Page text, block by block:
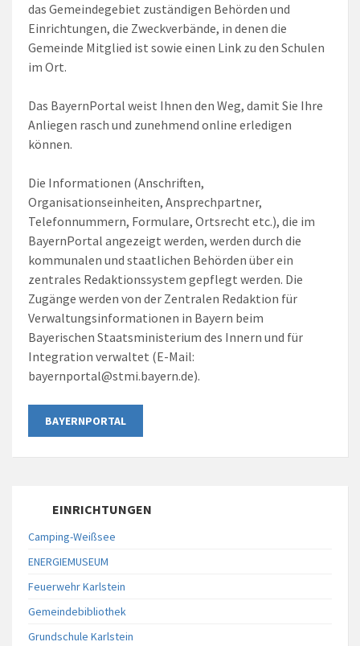
das Gemeindegebiet zuständigen Behörden und
Einrichtungen, die Zweckverbände, in denen die
Gemeinde Mitglied ist sowie einen Link zu den Schulen
im Ort.
Das BayernPortal weist Ihnen den Weg, damit Sie Ihre
Anliegen rasch und zunehmend online erledigen
können.
Die Informationen (Anschriften,
Organisationseinheiten, Ansprechpartner,
Telefonnummern, Formulare, Ortsrecht etc.), die im
BayernPortal angezeigt werden, werden durch die
kommunalen und staatlichen Behörden über ein
zentrales Redaktionssystem gepflegt werden. Die
Zugänge werden von der Zentralen Redaktion für
Verwaltungsinformationen in Bayern beim
Bayerischen Staatsministerium des Innern und für
Integration verwaltet (E-Mail:
bayernportal@stmi.bayern.de).
BAYERNPORTAL
EINRICHTUNGEN
Camping-Weißsee
ENERGIEMUSEUM
Feuerwehr Karlstein
Gemeindebibliothek
Grundschule Karlstein